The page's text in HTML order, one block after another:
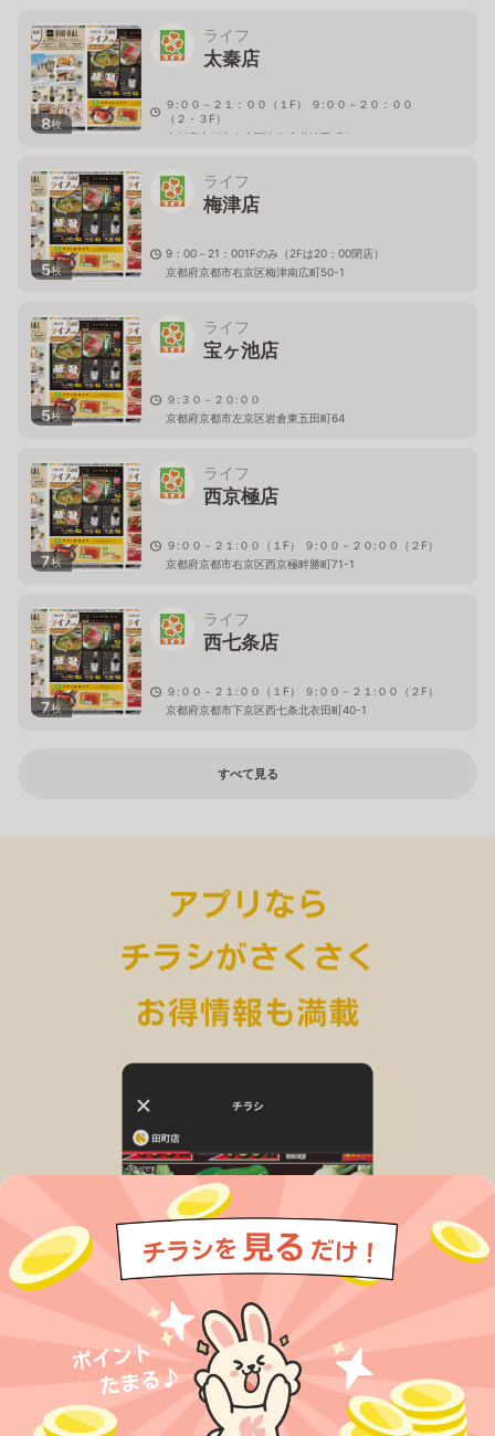
8枚
ライフ
太秦店
９:００－２１：００（１F） ９:００－２０：００
（２・３F）
京都府京都市右京区太秦安井池田町6
5枚
ライフ
梅津店
9：00－21：001Fのみ（2Fは20：00閉店）
京都府京都市右京区梅津南広町50-1
5枚
ライフ
宝ヶ池店
９:３０－２０:００
京都府京都市左京区岩倉東五田町64
7枚
ライフ
西京極店
９:００－２１:００（１F） ９:００－２０:００（２F）
京都府京都市右京区西京極畔勝町71-1
7枚
ライフ
西七条店
９:００－２１:００（１F） ９:００－２１:００（２F）
京都府京都市下京区西七条北衣田町40-1
すべて見る